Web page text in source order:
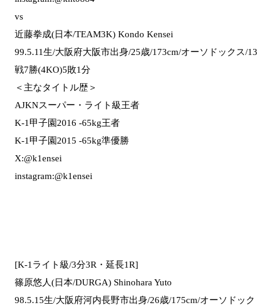
vs
近藤拳成(日本/TEAM3K) Kondo Kensei
99.5.11生/大阪府大阪市出身/25歳/173cm/オーソドックス/13
戦7勝(4KO)5敗1分
＜主なタイトル歴＞
AJKNスーパー・ライト級王者
K-1甲子園2016 -65kg王者
K-1甲子園2015 -65kg準優勝
X:@k1ensei
instagram:@k1ensei
[K-1ライト級/3分3R・延長1R]
篠原悠人(日本/DURGA) Shinohara Yuto
98.5.15生/大阪府河内長野市出身/26歳/175cm/オーソドック